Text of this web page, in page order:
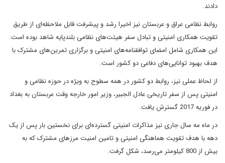
دادند.
روابط نظامی عراق و عربستان نیز اخیرا رشد و پیشرفت قابل ملاحظه‌ای از طریق
تقویت همکاری امنیتی و تبادل سفر هیئت‌های نظامی بلندپایه شاهد بوده است.
این همکاری شامل امضای توافقنامه‌های امنیتی و برگزاری تمرین‌های مشترک با
هدف بهبود توانایی‌های دفاعی دو کشور است.
از لحاظ عملی نیز، روابط دو کشور در همه سطوح به ویژه در حوزه نظامی و
امنیتی پس از سفر تاریخی عادل الجبیر، وزیر امور خارجه وقت عربستان به بغداد
در فوریه 2017 گسترش یافت.
در ماه مه سال جاری نیز مذاکرات امنیتی گسترده‌ای برای نخستین بار پس از یک
دهه با هدف تقویت هماهنگی امنیتی و تامین امنیت مرزهای مشترک که به
بیش از 800 کیلومتر می‌رسد، شکل گرفت.